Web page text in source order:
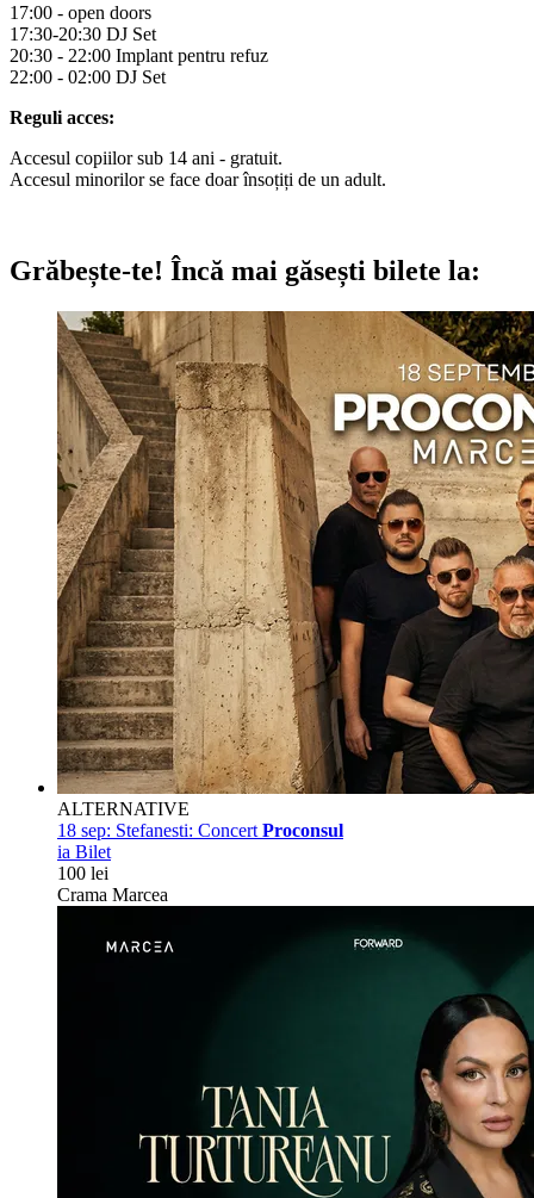
17:00 - open doors
17:30-20:30 DJ Set
20:30 - 22:00 Implant pentru refuz
22:00 - 02:00 DJ Set
Reguli acces:
Accesul copiilor sub 14 ani - gratuit.
Accesul minorilor se face doar însoțiți de un adult.
Grăbește-te! Încă mai găsești bilete la:
ALTERNATIVE
18 sep: Stefanesti: Concert Proconsul
ia Bilet
100 lei
Crama Marcea